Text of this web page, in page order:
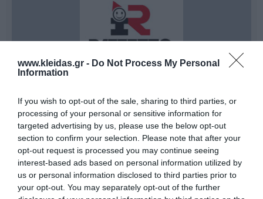
www.kleidas.gr - Do Not Process My Personal
Information
If you wish to opt-out of the sale, sharing to third parties, or
processing of your personal or sensitive information for
targeted advertising by us, please use the below opt-out
section to confirm your selection. Please note that after your
opt-out request is processed you may continue seeing
interest-based ads based on personal information utilized by
us or personal information disclosed to third parties prior to
your opt-out. You may separately opt-out of the further
Η ιταλική εταιρείαRaffettoεξειδικεύεται στον
σχεδιασμό και την παραγωγή διαχρονικών ξύλινων
επίπλων, συνδυάζοντας την παραδοσιακή "ζεστασιά"
του υλικού με τις πιο σύγχρονες προδιαγραφές
αντοχής. Κάθε κομμάτι κατασκευάζεται από
λουστραρισμένο πλακάτ θαλάσσης υψηλής
ποιότητας, ένα υλικό που εγγυάται εξαιρετική
σταθερότητα και μακροζωία, ακόμη και σε
περιβάλλοντα με πολλούς ταυτόχρονους χρήστες,